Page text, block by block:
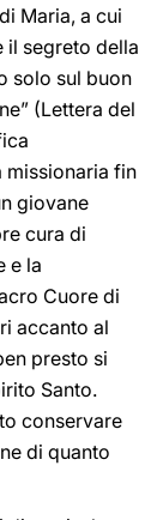
Maria, a cui
il segreto della
solo sul buon
(Lettera del
missionaria fin
giovane
cura di
e la
Cuore di
accanto al
presto si
Santo.
conservare
di quanto